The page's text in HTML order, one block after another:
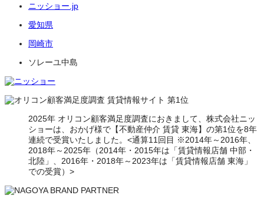
ニッショー.jp
愛知県
岡崎市
ソレーユ中島
2025年 オリコン顧客満足度調査におきまして、株式会社ニッ
ショーは、おかげ様で【不動産仲介 賃貸 東海】の第1位を8年
連続で受賞いたしました。<通算11回目 ※2014年～2016年、
2018年～2025年（2014年・2015年は「賃貸情報店舗 中部・
北陸」、2016年・2018年～2023年は「賃貸情報店舗 東海」
での受賞）>